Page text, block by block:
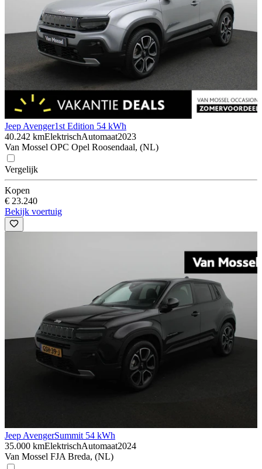
Jeep Avenger1st Edition 54 kWh
40.242 kmElektrischAutomaat2023
Van Mossel OPC Opel Roosendaal, (NL)
Vergelijk
Kopen
€ 23.240
Bekijk voertuig
Jeep AvengerSummit 54 kWh
35.000 kmElektrischAutomaat2024
Van Mossel FJA Breda, (NL)